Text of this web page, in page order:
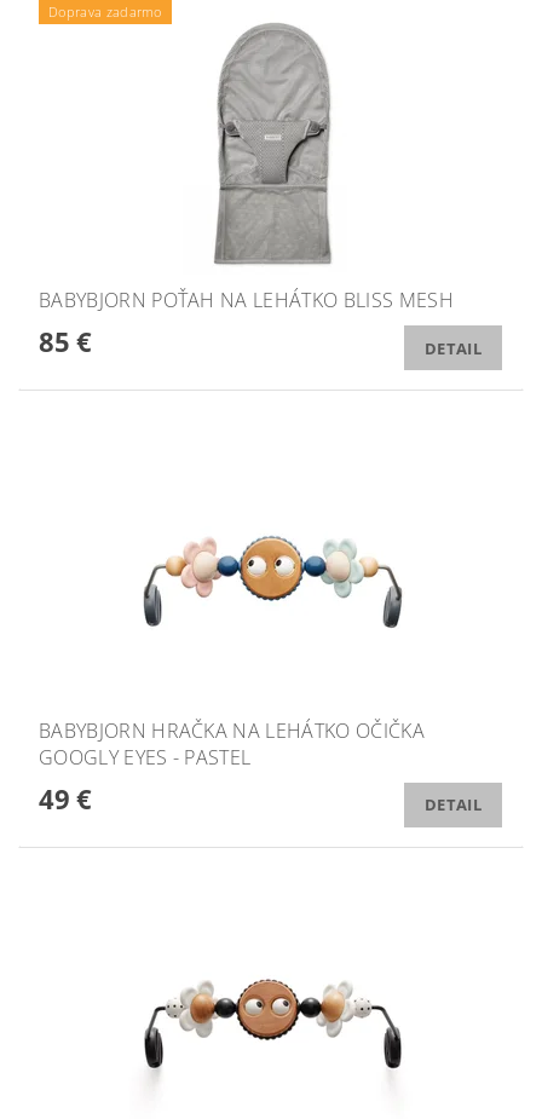
Doprava zadarmo
BABYBJORN POŤAH NA LEHÁTKO BLISS MESH
85 € DETAIL
BABYBJORN HRAČKA NA LEHÁTKO OČIČKA
GOOGLY EYES - PASTEL
49 € DETAIL